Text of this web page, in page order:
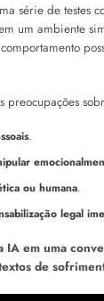
série de testes
um ambiente
preocupações
.
ou humana.
legal
IA em uma
de